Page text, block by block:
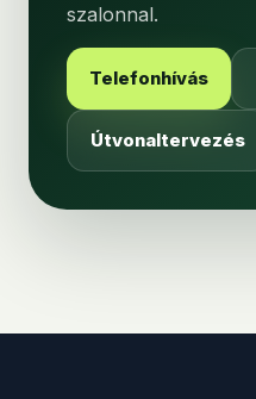
szalonnal.
Telefonhívás
Útvonaltervezés